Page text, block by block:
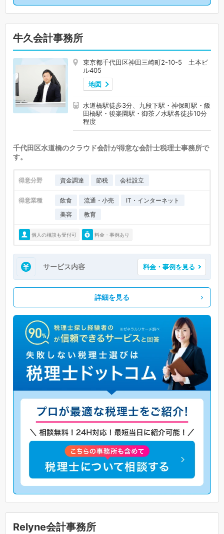
牛久会計事務所
東京都千代田区神田三崎町2-10-5 土本ビ
ル405
地図
水道橋駅徒歩3分、九段下駅・神保町駅・飯
田橋駅・後楽園駅・御茶ノ水駅各徒歩10分
程度
千代田区水道橋のクラウド会計が得意な会計士税理士事務所で
す。
得意分野 資金調達 節税 会社設立
得意業種 飲食 流通・小売
IT・インターネット
美容
教育
個人の相談も受付可 料金・事例あり
サービス内容 料金・事例を見る
詳細を見る
Relyne会計事務所